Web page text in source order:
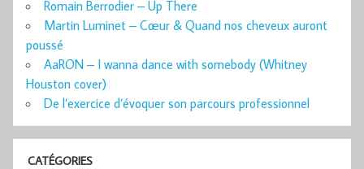
Romain Berrodier – Up There
Martin Luminet – Cœur & Quand nos cheveux auront
poussé
AaRON – I wanna dance with somebody (Whitney
Houston cover)
De l’exercice d’évoquer son parcours professionnel
CATÉGORIES